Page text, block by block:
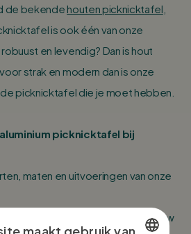
de bekende houten picknicktafel
is ook één van onze
en levendig? Dan is hout
strak en modern dan is onze
picknicktafel die je moet hebben.
picknicktafel bij
maten en uitvoeringen van onze
regelmatig reinigen met alleen lauw
maakt gebruik van